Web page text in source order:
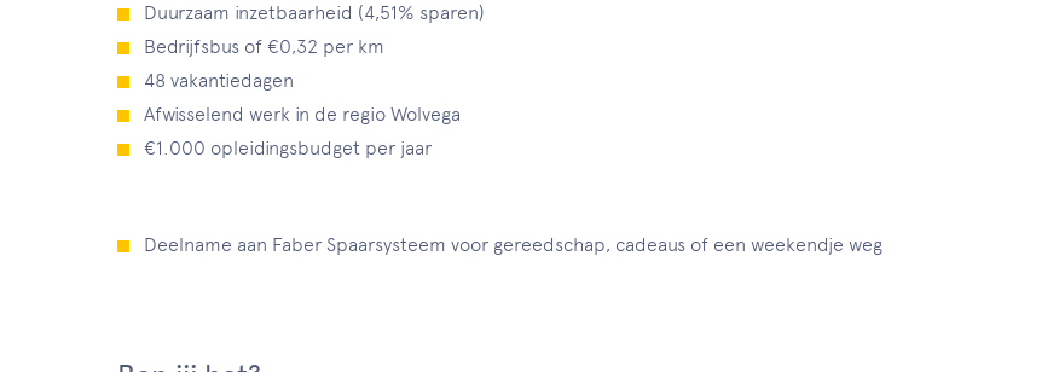
Duurzaam inzetbaarheid (4,51% sparen)
Bedrijfsbus of €0,32 per km
48 vakantiedagen
Afwisselend werk in de regio Wolvega
€1.000 opleidingsbudget per jaar
Deelname aan Faber Spaarsysteem voor gereedschap, cadeaus of een weekendje weg